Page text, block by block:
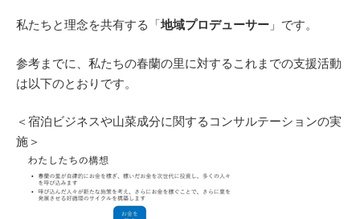
私たちと理念を共有する「地域プロデューサー 」です。
参考までに、私たちの春蘭の里に対するこれまでの支援活動
は以下のとおりです。
＜宿泊ビジネスや山菜成分に関するコンサルテーションの実
施＞